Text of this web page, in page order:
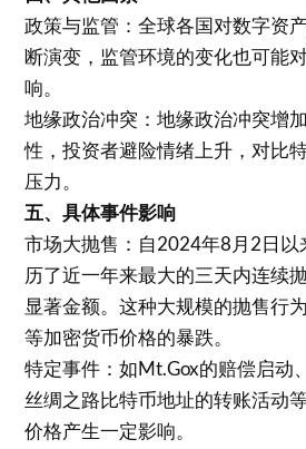
政策与监管：全球各国对数字资
断演变，监管环境的变化也可能
响。
地缘政治冲突：地缘政治冲突增
性，投资者避险情绪上升，对比
压力。
五、具体事件影响
市场大抛售：自2024年8月2日以
历了近一年来最大的三天内连续
显著金额。这种大规模的抛售行
等加密货币价格的暴跌。
特定事件：如Mt.Gox的赔偿启动
丝绸之路比特币地址的转账活动
价格产生一定影响。